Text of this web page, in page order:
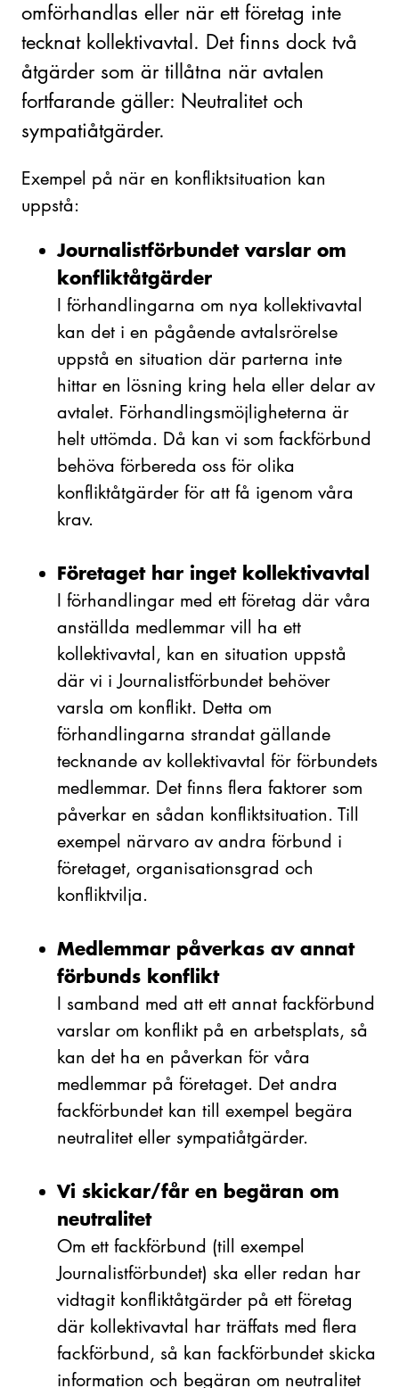
omförhandlas eller när ett företag inte
tecknat kollektivavtal. Det finns dock två
åtgärder som är tillåtna när avtalen
fortfarande gäller: Neutralitet och
sympatiåtgärder.
Exempel på när en konfliktsituation kan
uppstå:
Journalistförbundet varslar om
konfliktåtgärder
I förhandlingarna om nya kollektivavtal
kan det i en pågående avtalsrörelse
uppstå en situation där parterna inte
hittar en lösning kring hela eller delar av
avtalet. Förhandlingsmöjligheterna är
helt uttömda. Då kan vi som fackförbund
behöva förbereda oss för olika
konfliktåtgärder för att få igenom våra
krav.
Företaget har inget kollektivavtal
I förhandlingar med ett företag där våra
anställda medlemmar vill ha ett
kollektivavtal, kan en situation uppstå
där vi i Journalistförbundet behöver
varsla om konflikt. Detta om
förhandlingarna strandat gällande
tecknande av kollektivavtal för förbundets
medlemmar. Det finns flera faktorer som
påverkar en sådan konfliktsituation. Till
exempel närvaro av andra förbund i
företaget, organisationsgrad och
konfliktvilja.
Medlemmar påverkas av annat
förbunds konflikt
I samband med att ett annat fackförbund
varslar om konflikt på en arbetsplats, så
kan det ha en påverkan för våra
medlemmar på företaget. Det andra
fackförbundet kan till exempel begära
neutralitet eller sympatiåtgärder.
Vi skickar/får en begäran om
neutralitet
Om ett fackförbund (till exempel
Journalistförbundet) ska eller redan har
vidtagit konfliktåtgärder på ett företag
där kollektivavtal har träffats med flera
fackförbund, så kan fackförbundet skicka
information och begäran om neutralitet